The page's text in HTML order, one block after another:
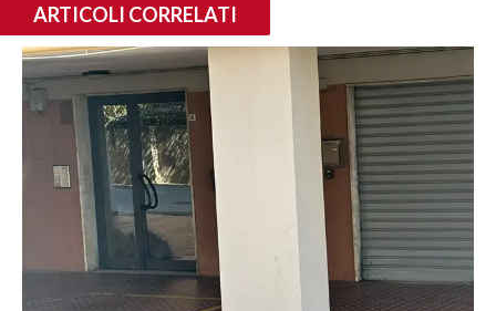
ARTICOLI CORRELATI